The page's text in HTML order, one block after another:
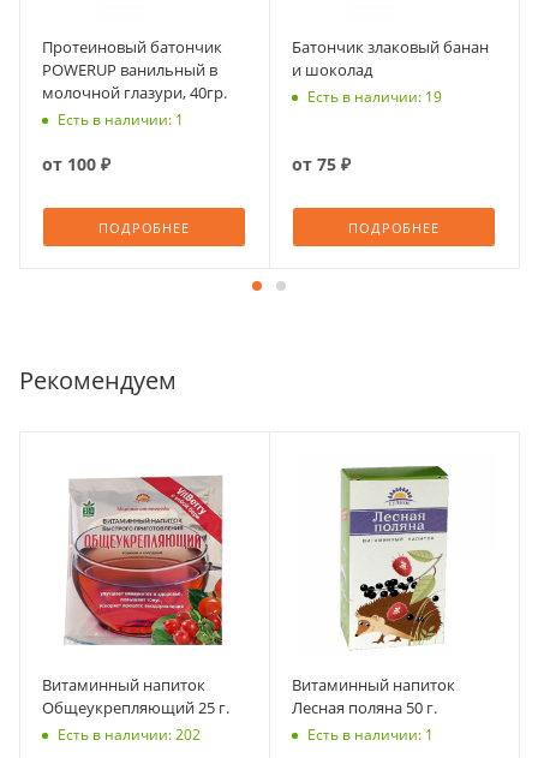
Протеиновый батончик
POWERUP ванильный в
молочной глазури, 40гр.
Есть в наличии: 1
от 100 ₽
ПОДРОБНЕЕ
Батончик злаковый банан
и шоколад
Есть в наличии: 19
от 75 ₽
ПОДРОБНЕЕ
Рекомендуем
Витаминный напиток
Общеукрепляющий 25 г.
Есть в наличии: 202
Витаминный напиток
Лесная поляна 50 г.
Есть в наличии: 1